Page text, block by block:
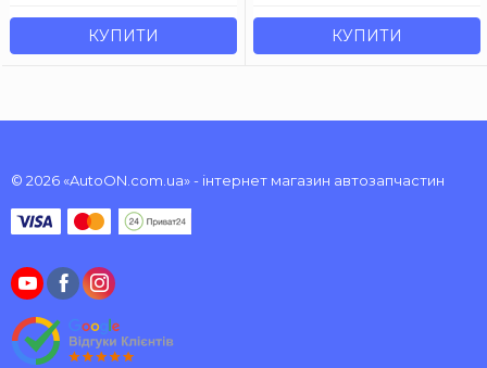
КУПИТИ КУПИТИ
© 2026 «AutoON.com.ua» - інтернет магазин автозапчастин